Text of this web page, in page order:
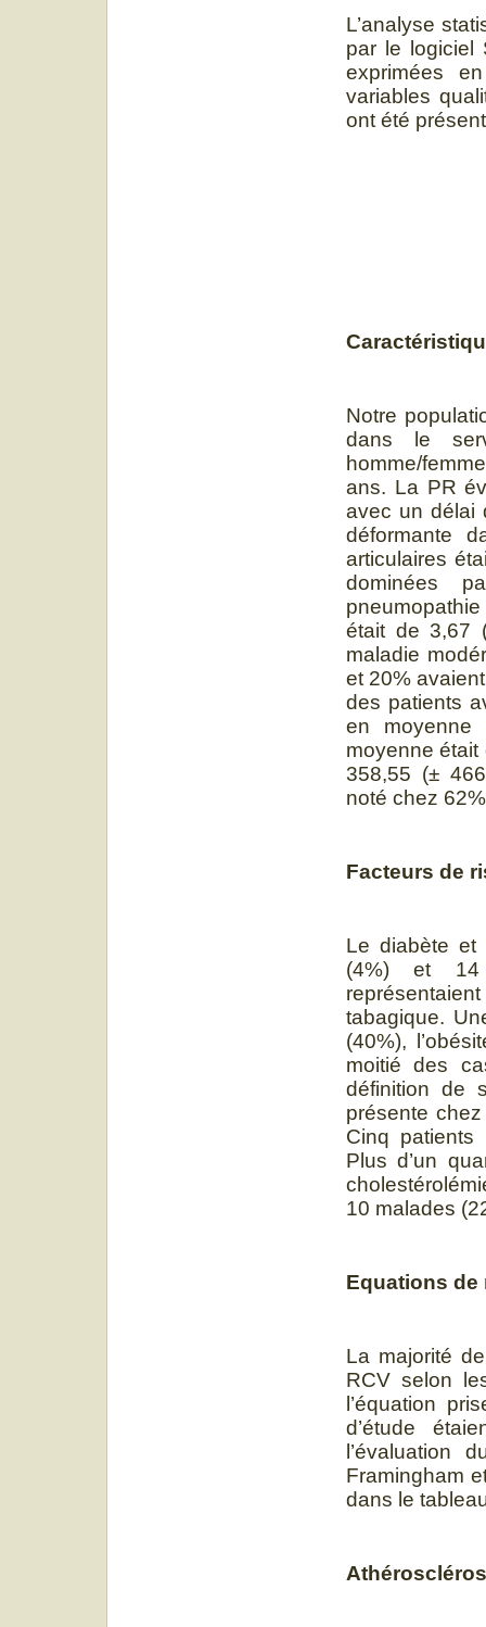
L’analyse
par le logiciel
exprimées
variables
ont été
Notre
dans le
homme/
ans. La PR
avec un délai
déformante
articulaires
dominées
pneumopathie
était de 3,67
maladie
et 20%
des patients
en moyenne
moyenne était
358,55 (±
noté chez
Facteurs de
Le diabète et
(4%) et 14
tabagique.
(40%),
moitié des
définition de
présente
Cinq patients
Plus d’un
10 malades
Equations
La majorité
RCV selon
l’équation
d’étude
l’évaluation
Framingham
dans le